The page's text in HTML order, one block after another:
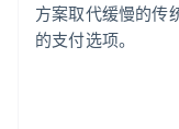
方案取代缓慢的传
的支付选项。